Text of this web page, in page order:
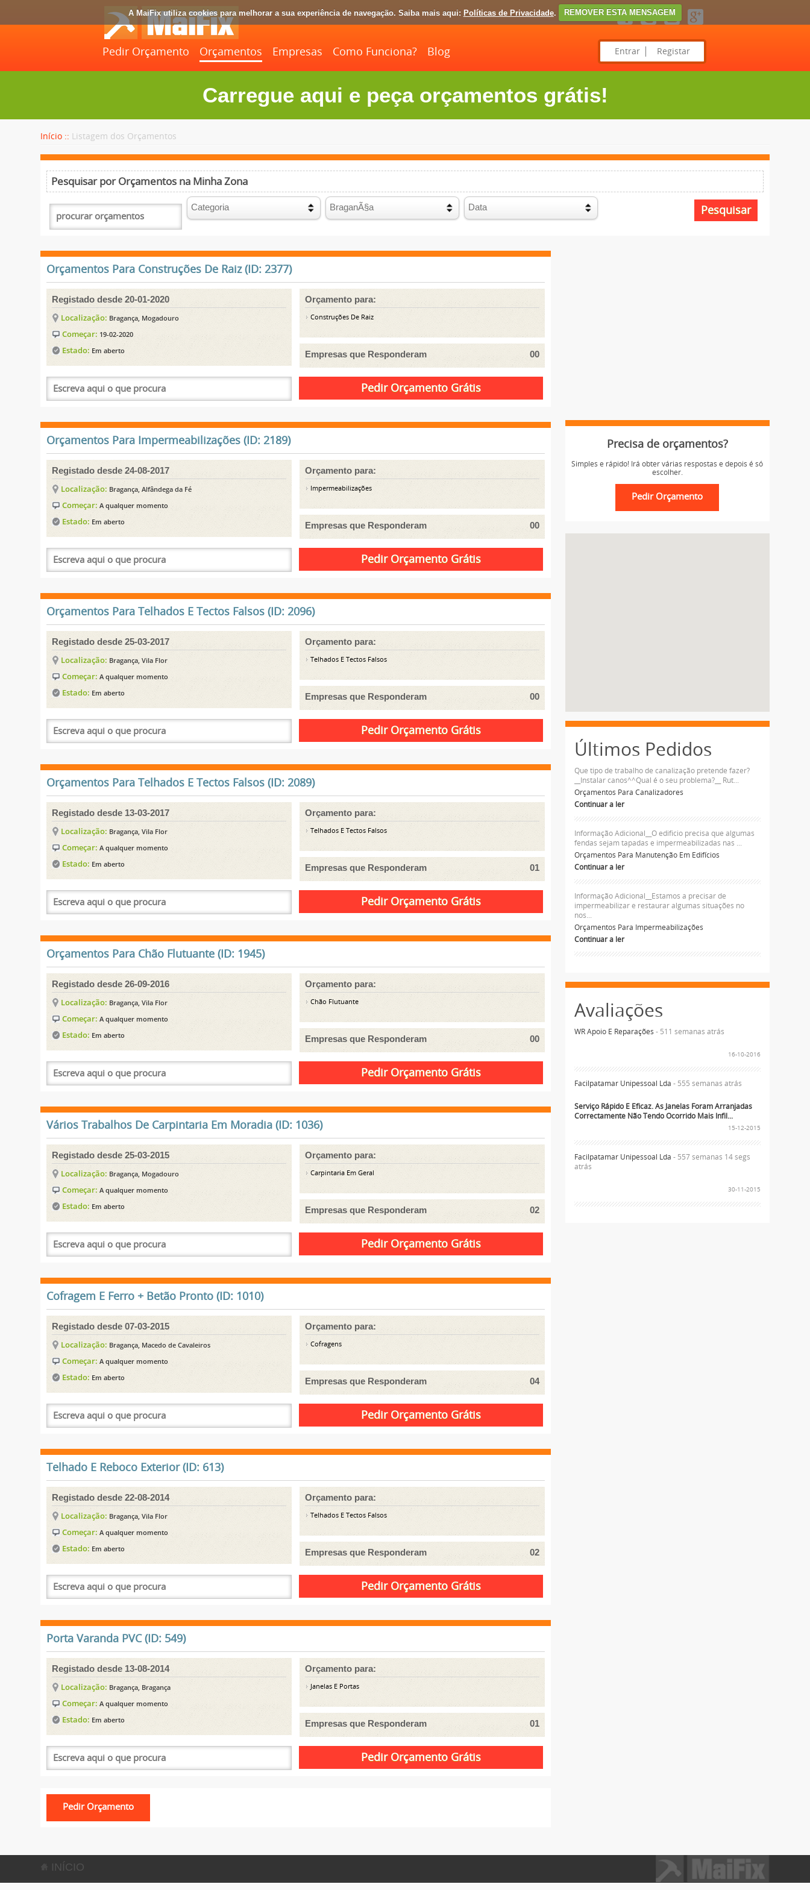
A MaiFix utiliza cookies para melhorar a sua experiência de navegação. Saiba mais aqui: Políticas de Privacidade. REMOVER ESTA MENSAGEM
Pedir Orçamento Orçamentos Empresas Como Funciona? Blog Entrar Registar
Carregue aqui e peça orçamentos grátis!
Início :: Listagem dos Orçamentos
Pesquisar por Orçamentos na Minha Zona
Orçamentos Para Construções De Raiz (ID: 2377)
Registado desde 20-01-2020
Localização: Bragança, Mogadouro
Começar: 19-02-2020
Estado: Em aberto
Orçamento para:
Construções De Raiz
Empresas que Responderam 00
Orçamentos Para Impermeabilizações (ID: 2189)
Registado desde 24-08-2017
Localização: Bragança, Alfândega da Fé
Começar:A qualquer momento
Estado: Em aberto
Orçamento para:
Impermeabilizações
Empresas que Responderam 00
Orçamentos Para Telhados E Tectos Falsos (ID: 2096)
Registado desde 25-03-2017
Localização: Bragança, Vila Flor
Começar:A qualquer momento
Estado: Em aberto
Orçamento para:
Telhados E Tectos Falsos
Empresas que Responderam 00
Orçamentos Para Telhados E Tectos Falsos (ID: 2089)
Registado desde 13-03-2017
Localização: Bragança, Vila Flor
Começar:A qualquer momento
Estado: Em aberto
Orçamento para:
Telhados E Tectos Falsos
Empresas que Responderam 01
Orçamentos Para Chão Flutuante (ID: 1945)
Registado desde 26-09-2016
Localização: Bragança, Vila Flor
Começar:A qualquer momento
Estado: Em aberto
Orçamento para:
Chão Flutuante
Empresas que Responderam 00
Vários Trabalhos De Carpintaria Em Moradia (ID: 1036)
Registado desde 25-03-2015
Localização: Bragança, Mogadouro
Começar:A qualquer momento
Estado: Em aberto
Orçamento para:
Carpintaria Em Geral
Empresas que Responderam 02
Cofragem E Ferro + Betão Pronto (ID: 1010)
Registado desde 07-03-2015
Localização: Bragança, Macedo de Cavaleiros
Começar:A qualquer momento
Estado: Em aberto
Orçamento para:
Cofragens
Empresas que Responderam 04
Telhado E Reboco Exterior (ID: 613)
Registado desde 22-08-2014
Localização: Bragança, Vila Flor
Começar:A qualquer momento
Estado: Em aberto
Orçamento para:
Telhados E Tectos Falsos
Empresas que Responderam 02
Porta Varanda PVC (ID: 549)
Registado desde 13-08-2014
Localização: Bragança, Bragança
Começar:A qualquer momento
Estado: Em aberto
Orçamento para:
Janelas E Portas
Empresas que Responderam 01
Precisa de orçamentos?
Simples e rápido! Irá obter várias respostas e depois é só
escolher.
Últimos Pedidos
Que tipo de trabalho de canalização pretende fazer?
__Instalar canos^^Qual é o seu problema?__ Rut...
Orçamentos Para Canalizadores
Continuar a ler
Informação Adicional__O edificio precisa que algumas
fendas sejam tapadas e impermeabilizadas nas ...
Orçamentos Para Manutenção Em Edifícios
Continuar a ler
Informação Adicional__Estamos a precisar de
impermeabilizar e restaurar algumas situações no
nos...
Orçamentos Para Impermeabilizações
Continuar a ler
Avaliações
WR Apoio E Reparações - 511 semanas atrás
16-10-2016
Facilpatamar Unipessoal Lda - 555 semanas atrás
Serviço Rápido E Eficaz. As Janelas Foram Arranjadas
Correctamente Não Tendo Ocorrido Mais Infil...
15-12-2015
Facilpatamar Unipessoal Lda - 557 semanas 14 segs
atrás
30-11-2015
INÍCIO